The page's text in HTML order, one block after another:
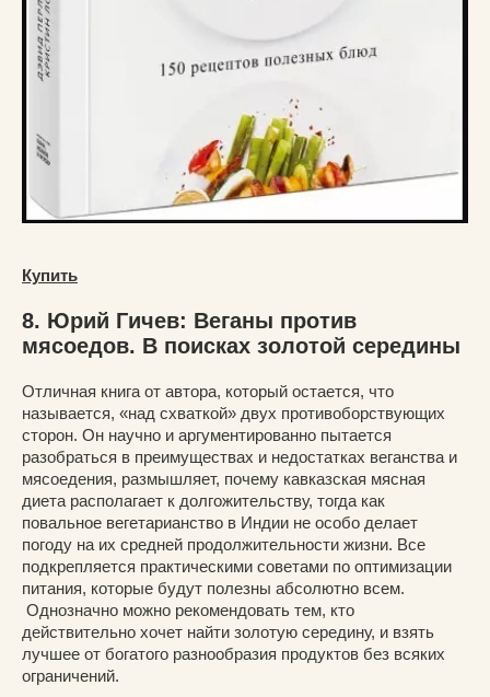
Купить
8. Юрий Гичев: Веганы против
мясоедов. В поисках золотой середины
Отличная книга от автора, который остается, что
называется, «над схваткой» двух противоборствующих
сторон. Он научно и аргументированно пытается
разобраться в преимуществах и недостатках веганства и
мясоедения, размышляет, почему кавказская мясная
диета располагает к долгожительству, тогда как
повальное вегетарианство в Индии не особо делает
погоду на их средней продолжительности жизни. Все
подкрепляется практическими советами по оптимизации
питания, которые будут полезны абсолютно всем.
Однозначно можно рекомендовать тем, кто
действительно хочет найти золотую середину, и взять
лучшее от богатого разнообразия продуктов без всяких
ограничений.